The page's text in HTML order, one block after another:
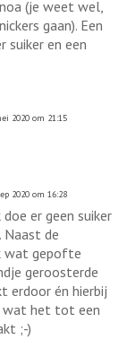
(je weet wel,
gaan). Een
en een
2020 om 21:15
2020 om 16:28
er geen suiker
de
wat gepofte
geroosterde
erdoor én hierbij
wat het tot een
;-)